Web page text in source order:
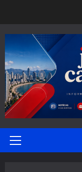
Primary